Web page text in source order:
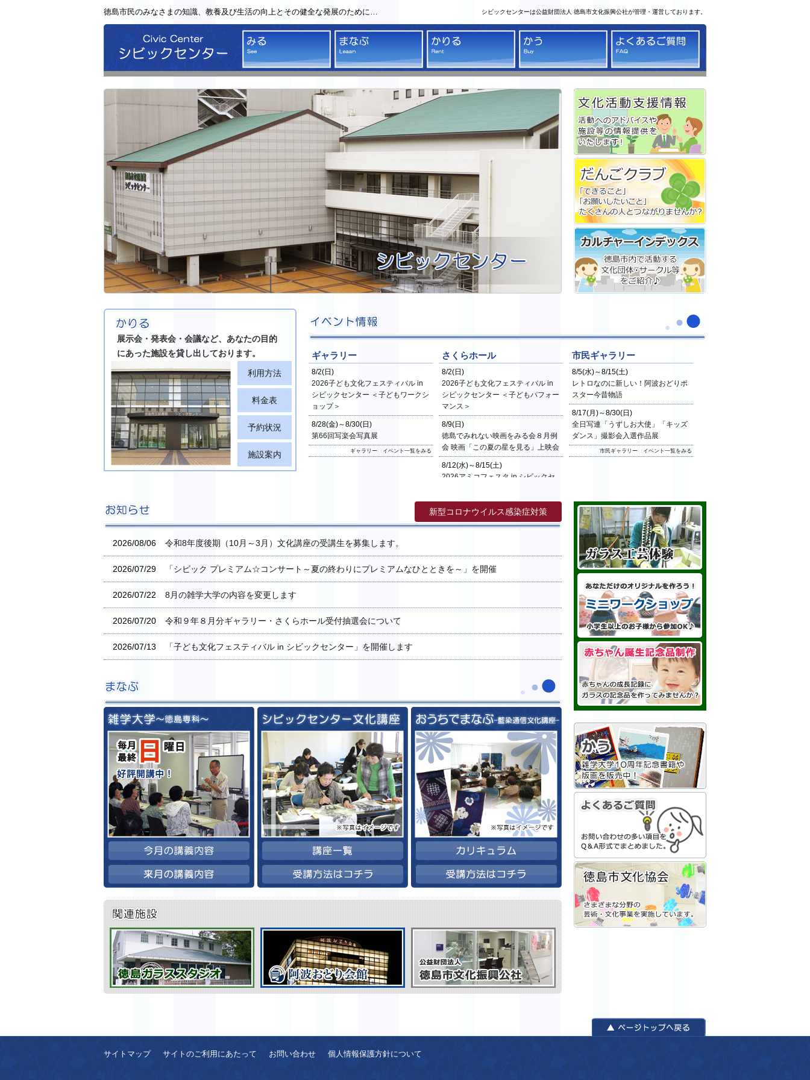
徳島市民のみなさまの知識、教養及び生活の向上とその健全な発展のために… シビックセンターは公益財団法人 徳島市文化振興公社が管理・運営しております。
シビックセンター
みる まなぶ かりる かう
展示会・発表会・会議など、あなたの目的
にあった施設を貸し出しております。
利用方法
料金表
予約状況
施設案内
ギャラリー
8/2(日)
2026子ども文化フェスティバル in
シビックセンター ＜子どもワークシ
ョップ＞
8/28(金)～8/30(日)
第66回写楽会写真展
ギャラリー イベント一覧をみる
さくらホール
8/2(日)
2026子ども文化フェスティバル in
シビックセンター ＜子どもパフォー
マンス＞
8/9(日)
徳島でみれない映画をみる会８月例
会 映画「この夏の星を見る」上映会
8/12(水)～8/15(土)
2026アミコフェスタ in シビックセ
さくらホール イベント一覧をみる
市民ギャラリー
8/5(水)～8/15(土)
レトロなのに新しい！阿波おどりポ
スター今昔物語
8/17(月)～8/30(日)
全日写連「うずしお大使」「キッズ
ダンス」撮影会入選作品展
市民ギャラリー イベント一覧をみる
新型コロナウイルス感染症対策
2026/08/06 令和8年度後期（10月～3月）文化講座の受講生を募集します。
2026/07/29 「シビック プレミアム☆コンサート～夏の終わりにプレミアムなひとときを～」を開催
2026/07/22 8月の雑学大学の内容を変更します
2026/07/20 令和９年８月分ギャラリー・さくらホール受付抽選会について
2026/07/13 「子ども文化フェスティバル in シビックセンター」を開催します
雑学大学～徳島専科～ シビックセンター文化講座
サイトマップ サイトのご利用にあたって お問い合わせ 個人情報保護方針について